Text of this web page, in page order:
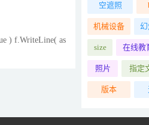
) f.WriteLine( as
空遮照
机械设备 幻
size 在线教
照片 指定
版本